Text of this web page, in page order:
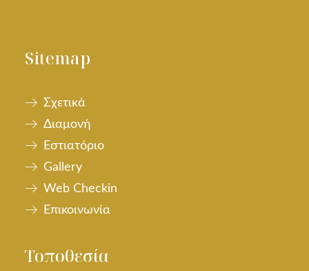
Sitemap
Σχετικά
Διαμονή
Εστιατόριο
Gallery
Web Checkin
Επικοινωνία
Τοποθεσία